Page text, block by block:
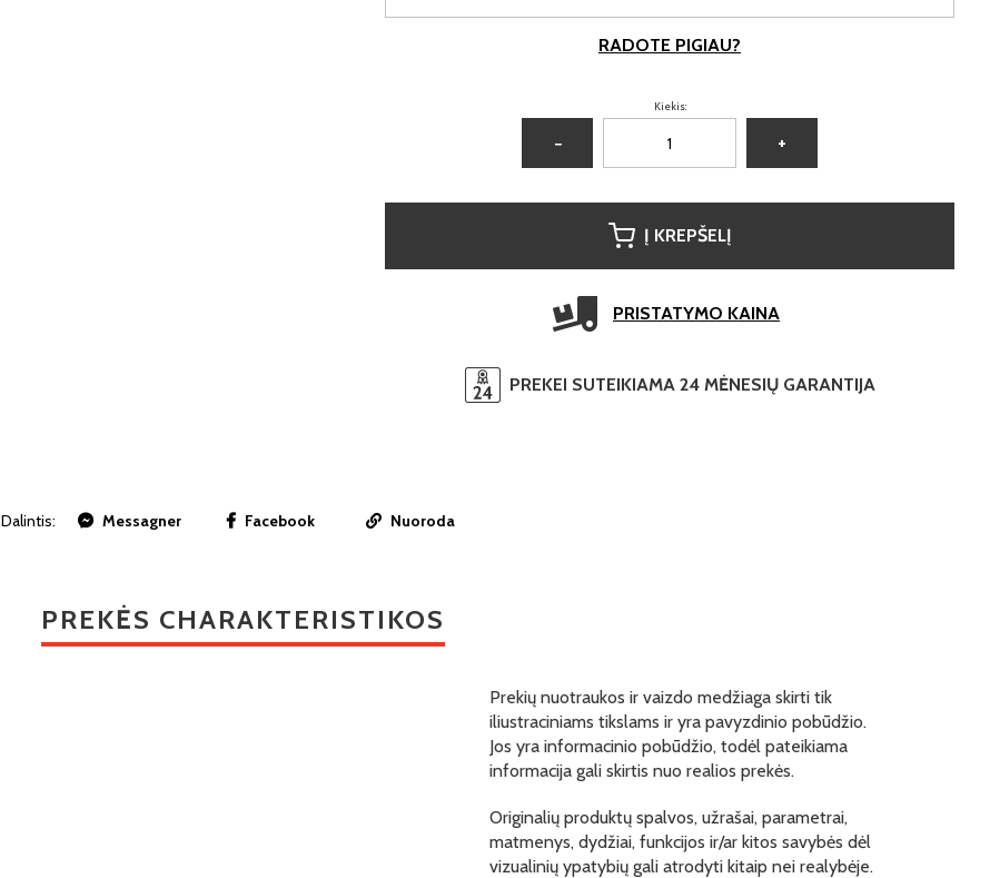
RADOTE PIGIAU?
Kiekis:
− +
Į KREPŠELĮ
PRISTATYMO KAINA
PREKEI SUTEIKIAMA 24 MĖNESIŲ GARANTIJA
Dalintis: Messagner Facebook Nuoroda
PREKĖS CHARAKTERISTIKOS
Prekių nuotraukos ir vaizdo medžiaga skirti tik
iliustraciniams tikslams ir yra pavyzdinio pobūdžio.
Jos yra informacinio pobūdžio, todėl pateikiama
informacija gali skirtis nuo realios prekės.
Originalių produktų spalvos, užrašai, parametrai,
matmenys, dydžiai, funkcijos ir/ar kitos savybės dėl
vizualinių ypatybių gali atrodyti kitaip nei realybėje.